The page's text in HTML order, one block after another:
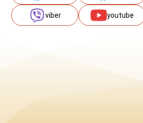
viber youtube